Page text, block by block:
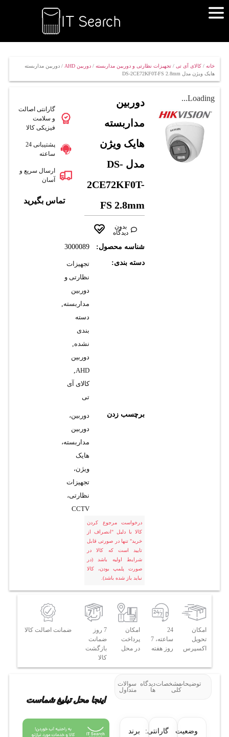
خانه/ کالای آی تی/ تجهیزات نظارتی و دوربین مداربسته/ دوربین AHD
/ دوربین مداربسته
هایک ویژن مدل DS-2CE72KF0T-FS 2.8mm
Loading...
دوربین
مداربسته
هایک ویژن
مدل DS-
2CE72KF0T-
FS 2.8mm
بدون
دیدگاه
شناسه محصول: 3000089
دسته بندی:
تجهیزات
نظارتی و
دوربین
مداربسته,
دسته
بندی
نشده,
دوربین
AHD
,
کالای آی
تی
برچسب زدن
دوربین،
دوربین
مداربسته،
هایک
ویژن،
تجهیزات
نظارتی،
CCTV
درخواست مرجوع کردن
کالا با دلیل "انصراف از
خرید" تنها در صورتی قابل
تایید است که کالا در
شرایط اولیه باشد (در
صورت پلمپ بودن، کالا
نباید باز شده باشد).
گارانتی اصالت
و سلامت
فیزیکی کالا
پشتیبانی 24
ساعته
ارسال سریع و
آسان
تماس بگیرید
امکان
تحویل
اکسپرس
24
ساعته، 7
روز هفته
امکان
پرداخت
در محل
7 روز
ضمانت
بازگشت
کالا
ضمانت اصالت کالا
توضیحاتمشخصات
کلی
دیدگاه
ها
سوالات
متداول
وضعیت
گارانتی:
برند
اینجا محل تبلیغ شماست